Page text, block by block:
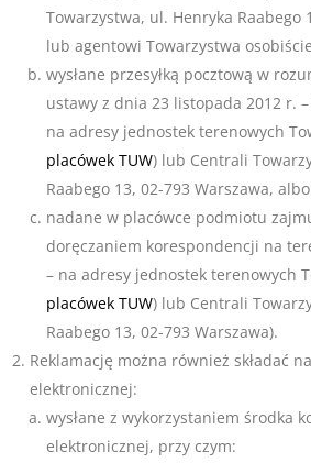
Towarzystwa, ul. Henryka Raabego
lub agentowi Towarzystwa
wysłane przesyłką pocztową w
ustawy z dnia 23 listopada 2012 r.
na adresy jednostek terenowych
placówek TUW) lub Centrali
Raabego 13, 02-793 Warszawa, albo
nadane w placówce podmiotu
doręczaniem korespondencji na
– na adresy jednostek terenowych
placówek TUW) lub Centrali
Raabego 13, 02-793 Warszawa).
Reklamację można również składać
elektronicznej:
wysłane z wykorzystaniem środka
elektronicznej, przy czym: